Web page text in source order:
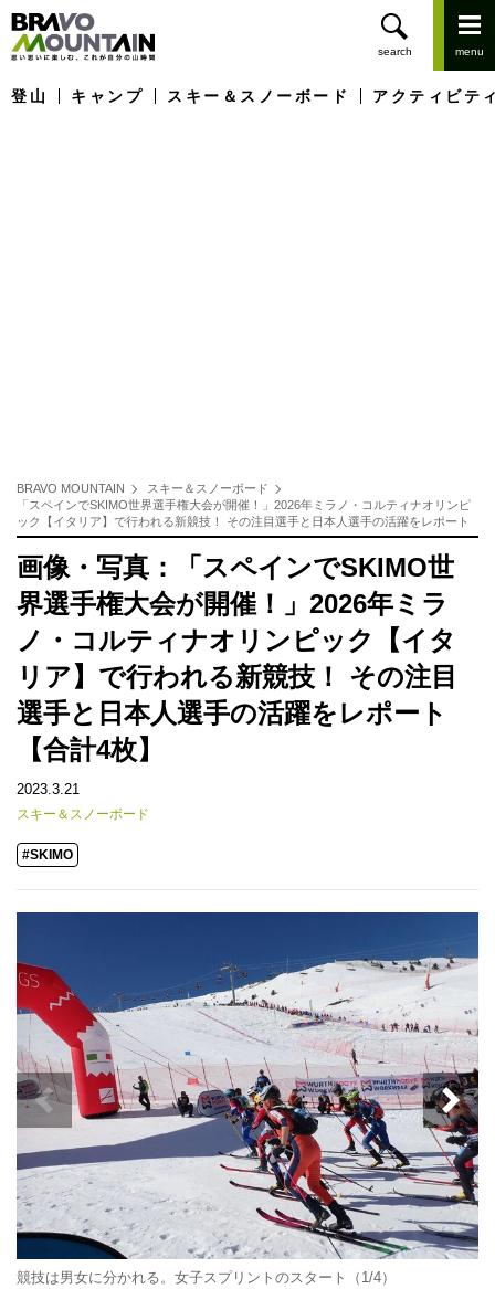
登山 キャンプ スキー＆スノーボード アクティビテ
BRAVO MOUNTAIN
スキー＆スノーボード
「スペインでSKIMO世界選手権大会が開催！」2026年ミラノ・コルティナオリンピ
ック【イタリア】で行われる新競技！ その注目選手と日本人選手の活躍をレポート
画像・写真：「スペインでSKIMO世
界選手権大会が開催！」2026年ミラ
ノ・コルティナオリンピック【イタ
リア】で行われる新競技！ その注目
選手と日本人選手の活躍をレポート
【合計4枚】
2023.3.21
スキー＆スノーボード
#SKIMO
競技は男女に分かれる。女子スプリントのスタート（1/4）